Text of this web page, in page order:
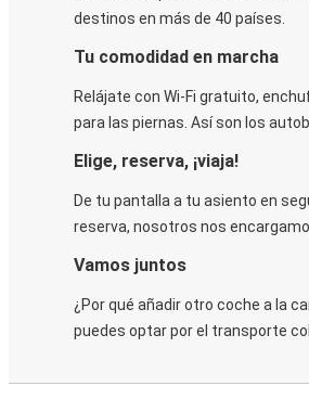
destinos en más de 40 países.
Tu comodidad en marcha
Relájate con Wi-Fi gratuito,
para las piernas. Así son los
Elige, reserva, ¡viaja!
De tu pantalla a tu asiento en
reserva, nosotros nos
Vamos juntos
¿Por qué añadir otro coche a la
puedes optar por el transporte